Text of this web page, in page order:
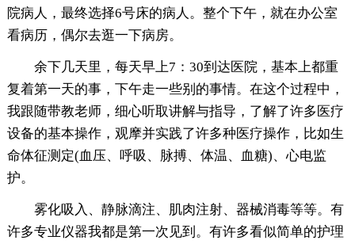
院病人，最终选择6号床的病人。整个下午，就在办公室
看病历，偶尔去逛一下病房。
余下几天里，每天早上7：30到达医院，基本上都重
复着第一天的事，下午走一些别的事情。在这个过程中，
我跟随带教老师，细心听取讲解与指导，了解了许多医疗
设备的基本操作，观摩并实践了许多种医疗操作，比如生
命体征测定(血压、呼吸、脉搏、体温、血糖)、心电监
护。
雾化吸入、静脉滴注、肌肉注射、器械消毒等等。有
许多专业仪器我都是第一次见到。有许多看似简单的护理